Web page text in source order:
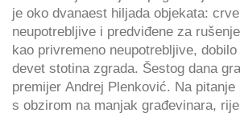
je oko dvanaest hiljada objekata:
neupotrebljive i predviđene za
kao privremeno neupotrebljive,
devet stotina zgrada. Šestog dana
premijer Andrej Plenković. Na
s obzirom na manjak građevinara,